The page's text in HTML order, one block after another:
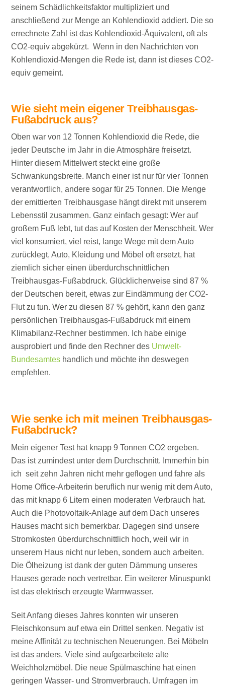
seinem Schädlichkeitsfaktor multipliziert und
anschließend zur Menge an Kohlendioxid addiert. Die so
errechnete Zahl ist das Kohlendioxid-Äquivalent, oft als
CO2-equiv abgekürzt. Wenn in den Nachrichten von
Kohlendioxid-Mengen die Rede ist, dann ist dieses CO2-
equiv gemeint.
Wie sieht mein eigener Treibhausgas-
Fußabdruck aus?
Oben war von 12 Tonnen Kohlendioxid die Rede, die
jeder Deutsche im Jahr in die Atmosphäre freisetzt.
Hinter diesem Mittelwert steckt eine große
Schwankungsbreite. Manch einer ist nur für vier Tonnen
verantwortlich, andere sogar für 25 Tonnen. Die Menge
der emittierten Treibhausgase hängt direkt mit unserem
Lebensstil zusammen. Ganz einfach gesagt: Wer auf
großem Fuß lebt, tut das auf Kosten der Menschheit. Wer
viel konsumiert, viel reist, lange Wege mit dem Auto
zurücklegt, Auto, Kleidung und Möbel oft ersetzt, hat
ziemlich sicher einen überdurchschnittlichen
Treibhausgas-Fußabdruck. Glücklicherweise sind 87 %
der Deutschen bereit, etwas zur Eindämmung der CO2-
Flut zu tun. Wer zu diesen 87 % gehört, kann den ganz
persönlichen Treibhausgas-Fußabdruck mit einem
Klimabilanz-Rechner bestimmen. Ich habe einige
ausprobiert und finde den Rechner des Umwelt-
Bundesamtes handlich und möchte ihn deswegen
empfehlen.
Wie senke ich mit meinen Treibhausgas-
Fußabdruck?
Mein eigener Test hat knapp 9 Tonnen CO2 ergeben.
Das ist zumindest unter dem Durchschnitt. Immerhin bin
ich seit zehn Jahren nicht mehr geflogen und fahre als
Home Office-Arbeiterin beruflich nur wenig mit dem Auto,
das mit knapp 6 Litern einen moderaten Verbrauch hat.
Auch die Photovoltaik-Anlage auf dem Dach unseres
Hauses macht sich bemerkbar. Dagegen sind unsere
Stromkosten überdurchschnittlich hoch, weil wir in
unserem Haus nicht nur leben, sondern auch arbeiten.
Die Ölheizung ist dank der guten Dämmung unseres
Hauses gerade noch vertretbar. Ein weiterer Minuspunkt
ist das elektrisch erzeugte Warmwasser.
Seit Anfang dieses Jahres konnten wir unseren
Fleischkonsum auf etwa ein Drittel senken. Negativ ist
meine Affinität zu technischen Neuerungen. Bei Möbeln
ist das anders. Viele sind aufgearbeitete alte
Weichholzmöbel. Die neue Spülmaschine hat einen
geringen Wasser- und Stromverbrauch. Umfragen im